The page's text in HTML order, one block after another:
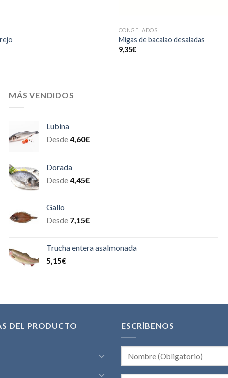
CONGELADOS
Migas de bacalao desaladas
9,35€
MÁS VENDIDOS
Lubina
Desde4,60€
Dorada
Desde4,45€
Gallo
Desde 7,15€
Trucha entera asalmonada
5,15€
DEL PRODUCTO ESCRÍBENOS